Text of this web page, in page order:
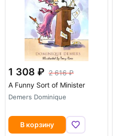
1 308
2 616
A Funny Sort of Minister
Demers Dominique
В корзину